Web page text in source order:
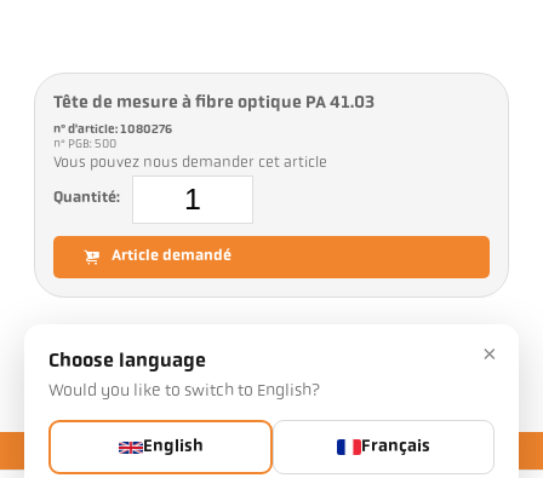
Tête de mesure à fibre optique PA 41.03
n° d'article: 1080276
n° PGB: 500
Vous pouvez nous demander cet article
Quantité:
Article demandé
Téléchargements
×
Choose language
Would you like to switch to English?
English Français